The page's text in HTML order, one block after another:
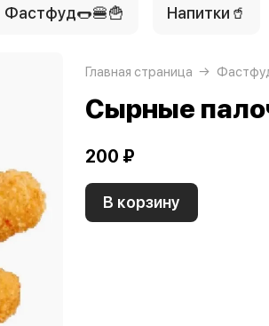
Фастфуд🌭🍔🍟 Напитки🥤
Главная страница
Сырные
200 ₽
В корзину